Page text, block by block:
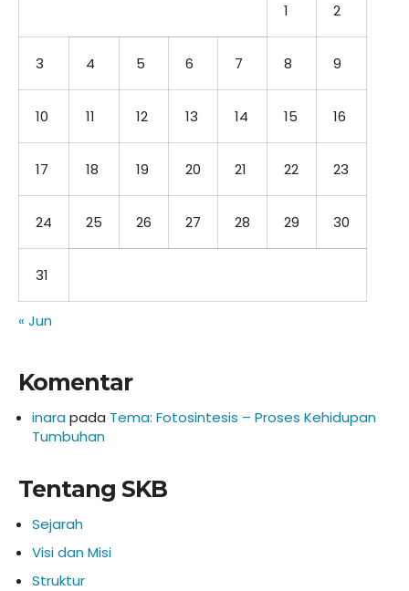
1
2
3 4 5 6 7 8 9
10 11 12 13 14 15 16
17 18 19 20 21 22 23
24 25 26 27 28 29 30
31
« Jun
Komentar
inara pada Tema: Fotosintesis – Proses Kehidupan
Tumbuhan
Tentang SKB
Sejarah
Visi dan Misi
Struktur